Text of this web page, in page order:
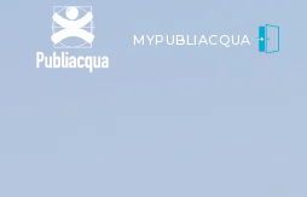
MYPUBLIACQUA